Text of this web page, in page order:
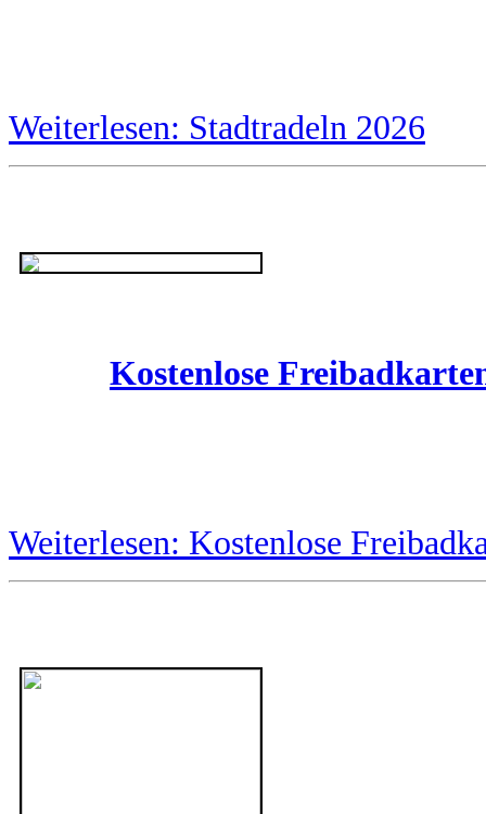
Weiterlesen: Stadtradeln 2026
Kostenlose
Weiterlesen: Kostenlose